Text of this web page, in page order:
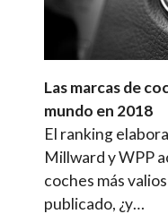
Las marcas de
mundo en 2018
El ranking
Millward y WPP
coches más
publicado, ¿y…